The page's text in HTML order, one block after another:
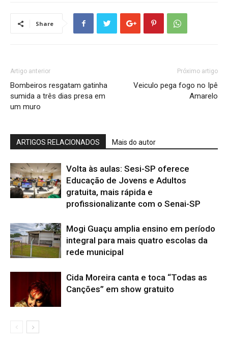
Share
Artigo anterior
Bombeiros resgatam gatinha
sumida a três dias presa em
um muro
Próximo artigo
Veiculo pega fogo no Ipê
Amarelo
ARTIGOS RELACIONADOS Mais do autor
Volta às aulas: Sesi-SP oferece
Educação de Jovens e Adultos
gratuita, mais rápida e
profissionalizante com o Senai-SP
Mogi Guaçu amplia ensino em período
integral para mais quatro escolas da
rede municipal
Cida Moreira canta e toca “Todas as
Canções” em show gratuito